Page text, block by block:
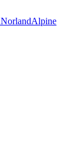
NorlandAlpine